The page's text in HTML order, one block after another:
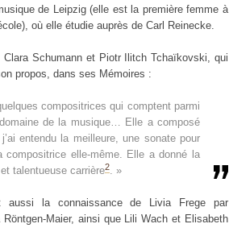
de Leipzig (elle est la première femme à
où elle étudie auprès de Carl Reinecke.
Schumann et Piotr Ilitch Tchaïkovski, qui
propos, dans ses Mémoires :
compositrices qui comptent parmi
de la musique… Elle a composé
entendu la meilleure, une sonate pour
elle-même. Elle a donné la
talentueuse carrière2. »
la connaissance de Livia Frege par
Maier, ainsi que Lili Wach et Elisabeth